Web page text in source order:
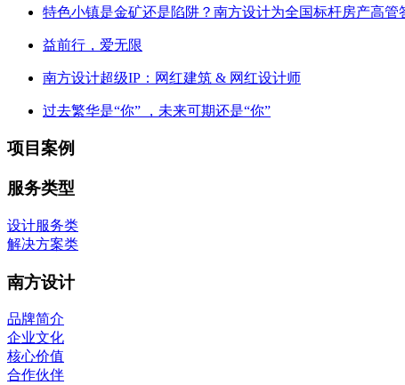
特色小镇是金矿还是陷阱？南方设计为全国标杆房产高管
益前行，爱无限
南方设计超级IP：网红建筑 & 网红设计师
过去繁华是“你” ，未来可期还是“你”
项目案例
服务类型
设计服务类
解决方案类
南方设计
品牌简介
企业文化
核心价值
合作伙伴